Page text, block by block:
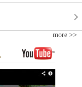
more >>